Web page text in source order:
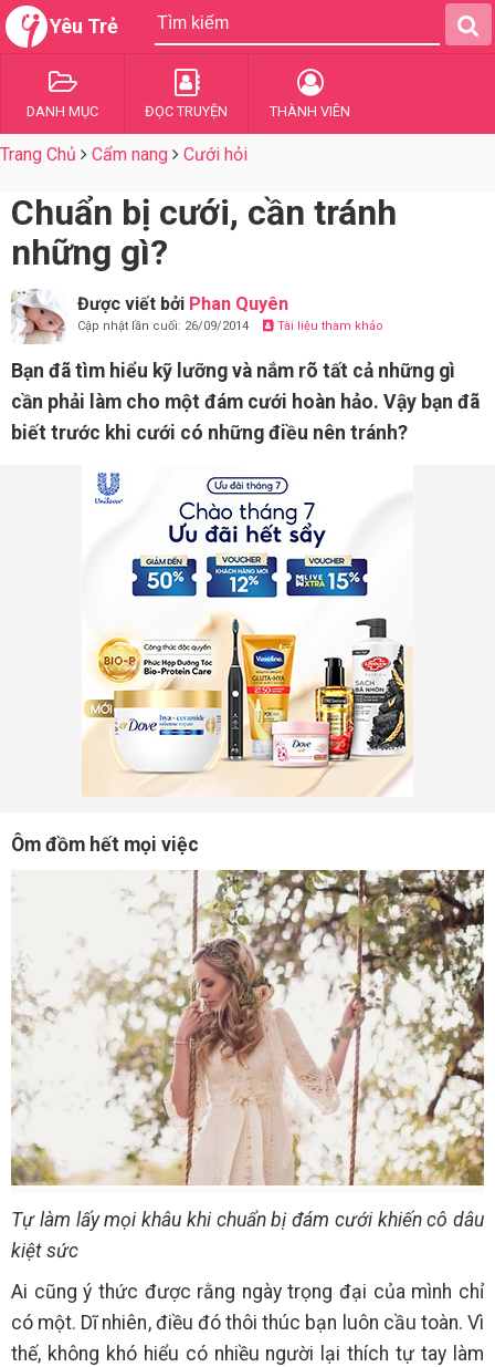
Yêu Trẻ
DANH MỤC ĐỌC TRUYỆN THÀNH VIÊN
Trang Chủ Cẩm nang Cưới hỏi
Chuẩn bị cưới, cần tránh
những gì?
Được viết bởi Phan Quyên
Cập nhật lần cuối: 26/09/2014 Tài liệu tham khảo
Bạn đã tìm hiểu kỹ lưỡng và nắm rõ tất cả những gì
cần phải làm cho một đám cưới hoàn hảo. Vậy bạn đã
biết trước khi cưới có những điều nên tránh?
Ôm đồm hết mọi việc
Tự làm lấy mọi khâu khi chuẩn bị đám cưới khiến cô dâu
kiệt sức
Ai cũng ý thức được rằng ngày trọng đại của mình chỉ
có một. Dĩ nhiên, điều đó thôi thúc bạn luôn cầu toàn. Vì
thế, không khó hiểu có nhiều người lại thích tự tay làm